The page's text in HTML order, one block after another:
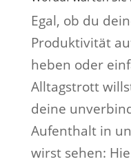
Egal, ob du
Produktivität
heben oder
Alltagstrott
deine
Aufenthalt in
wirst sehen: